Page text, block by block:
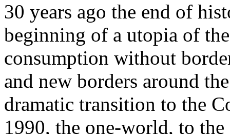
30 years ago the end of
beginning of a utopia of
consumption without
and new borders around
dramatic transition to the
1990, the one-world, to the